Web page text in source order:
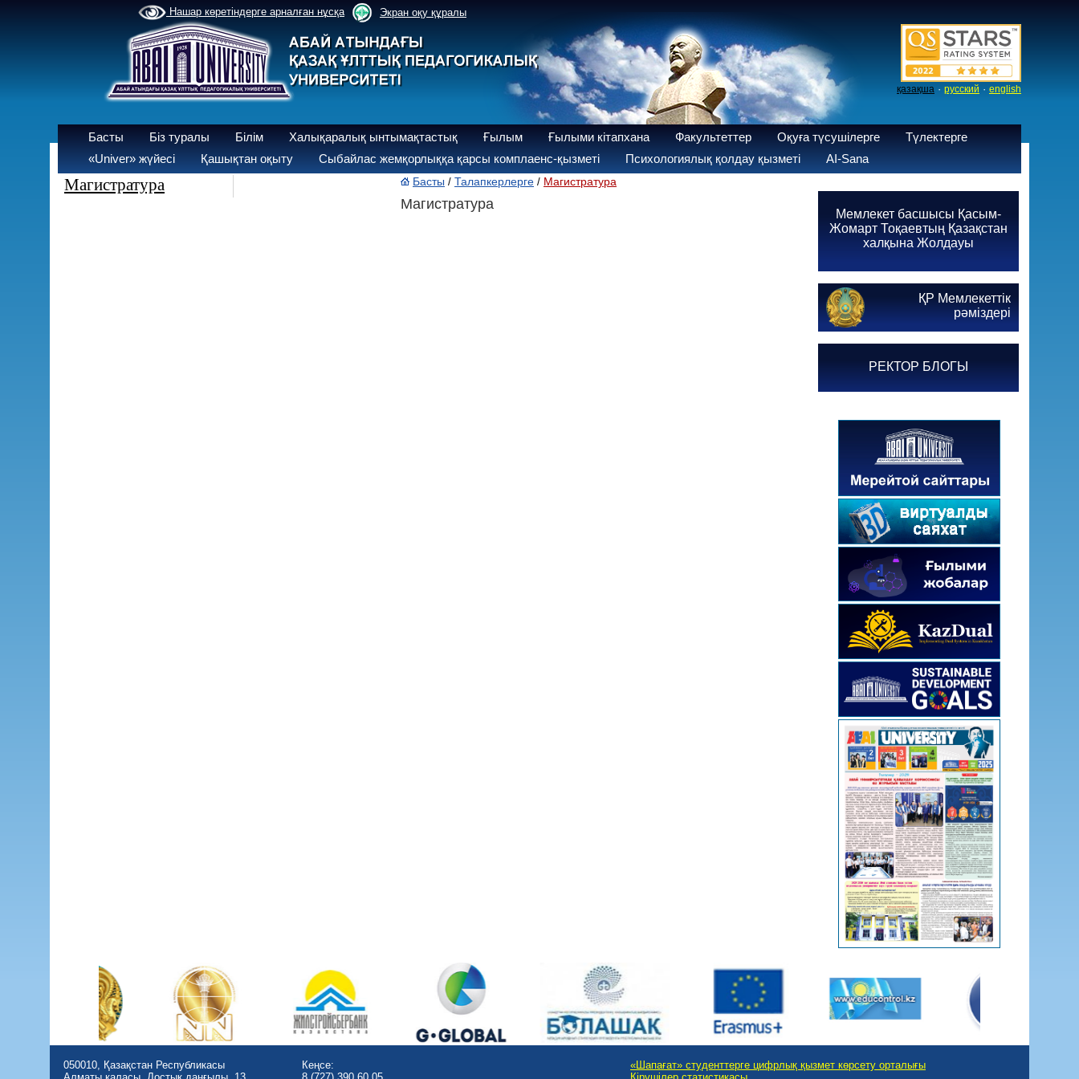
Нашар көретіндерге арналған нұсқа Экран оқу құралы
қазақша · русский · english
Басты Біз туралы Білім Халықаралық ынтымақтастық Ғылым Ғылыми кітапхана Факультеттер Оқуға түсушілерге
Түлектерге
«Univer» жүйесі
Қашықтан оқыту Сыбайлас жемқорлыққа қарсы комплаенс-қызметі Психологиялық қолдау қызметі AI-Sana
Магистратура Басты / Талапкерлерге / Магистратура
Магистратура
Мемлекет басшысы Қасым-
Жомарт Тоқаевтың Қазақстан
халқына Жолдауы
ҚР Мемлекеттік
рәміздері
РЕКТОР БЛОГЫ
050010, Қазақстан Республикасы
Кеңсе:
«Шапағат» студенттерге цифрлық қызмет көрсету орталығы